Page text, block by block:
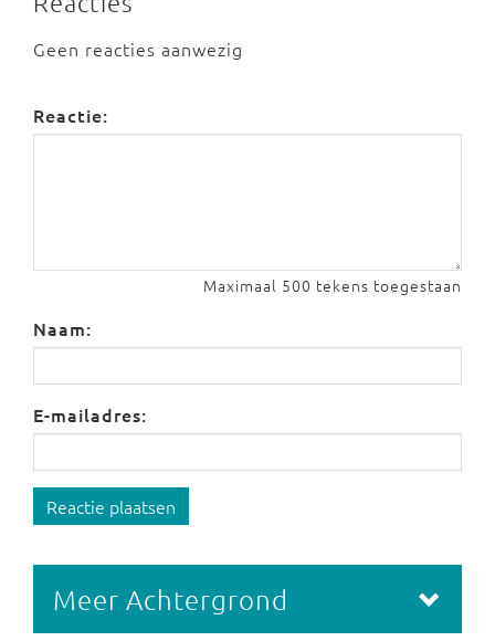
Geen reacties aanwezig
Reactie:
Maximaal 500 tekens toegestaan
Naam:
E-mailadres:
Reactie plaatsen
Meer Achtergrond